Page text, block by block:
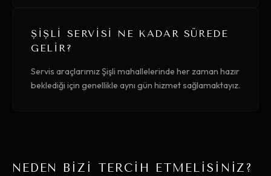
ŞIŞLI SERVISI NE KADAR SÜREDE
GELIR?
Servis araçlarımız Şişli mahallelerinde her zaman hazır
beklediği için genellikle aynı gün hizmet sağlamaktayız.
NEDEN BİZİ TERCİH ETMELİSİNİZ?